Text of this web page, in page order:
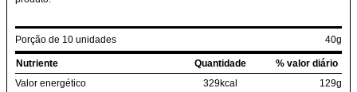
Porção de 10 unidades 40g
Nutriente Quantidade
% valor diário
Valor energético
329kcal
129g